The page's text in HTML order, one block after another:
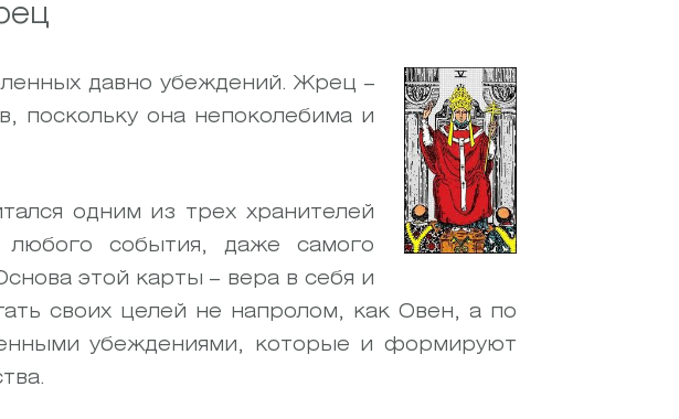
давно убеждений. Жрец –
поскольку она непоколебима и
одним из трех хранителей
события, даже самого
этой карты – вера в себя и
своих целей не напролом, как Овен, а по
убеждениями, которые и формируют